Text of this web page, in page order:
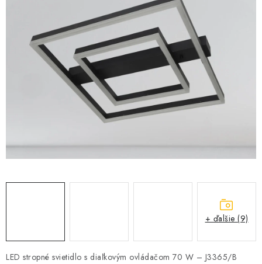
SAMSUNG SVIETIDLÁ
SOLÁRNE SYSTÉMY
SEZÓNNE VÝPREDAJE POĽNOPOTREBY
OBCHODNÉ PODMIENKY
Reklamácie a formulár na odstúpenie od zmluvy
LED stropné svietidlo s diaľkovým ovládačom 70 W – J3365/B
+ ďalšie (9)